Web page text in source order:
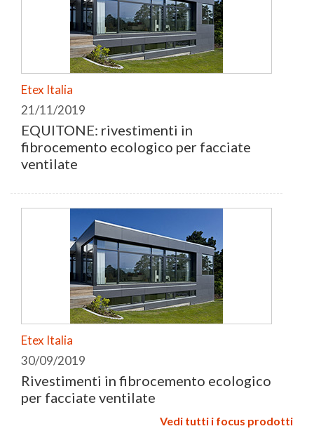
Etex Italia
21/11/2019
EQUITONE: rivestimenti in
fibrocemento ecologico per facciate
ventilate
Etex Italia
30/09/2019
Rivestimenti in fibrocemento ecologico
per facciate ventilate
Vedi tutti i focus prodotti